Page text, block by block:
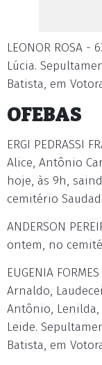
LEONOR ROSA
Lúcia.
Batista, em
OFEBAS
ERGI PEDRASSI
Alice, Antônio
hoje, às 9h,
cemitério
ANDERSON
ontem, no
EUGENIA
Arnaldo,
Antônio, Lenilda,
Leide.
Batista, em